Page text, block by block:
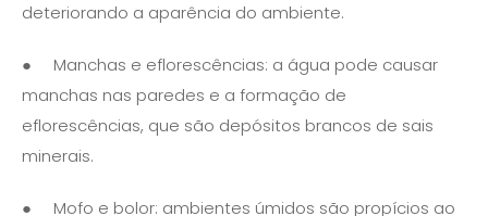
deteriorando a aparência do ambiente.
● Manchas e eflorescências: a água pode causar
manchas nas paredes e a formação de
eflorescências, que são depósitos brancos de sais
minerais.
● Mofo e bolor: ambientes úmidos são propícios ao